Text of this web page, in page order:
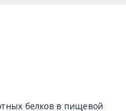
белков в пищевой